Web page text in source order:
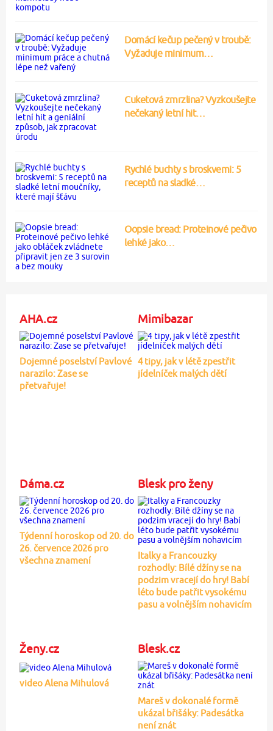
Domácí kečup pečený v troubě:
Vyžaduje minimum…
Cuketová zmrzlina? Vyzkoušejte
nečekaný letní hit…
Rychlé buchty s broskvemi: 5
receptů na sladké…
Oopsie bread: Proteinové pečivo
lehké jako…
AHA.cz
Dojemné poselství Pavlové
narazilo: Zase se
přetvařuje!
Mimibazar
4 tipy, jak v létě zpestřit
jídelníček malých dětí
Dáma.cz
Týdenní horoskop od 20. do
26. července 2026 pro
všechna znamení
Blesk pro ženy
Italky a Francouzky
rozhodly: Bílé džíny se na
podzim vracejí do hry! Babí
léto bude patřit vysokému
pasu a volnějším nohavicím
Ženy.cz
video Alena Mihulová
Blesk.cz
Mareš v dokonalé formě
ukázal břišáky: Padesátka
není znát